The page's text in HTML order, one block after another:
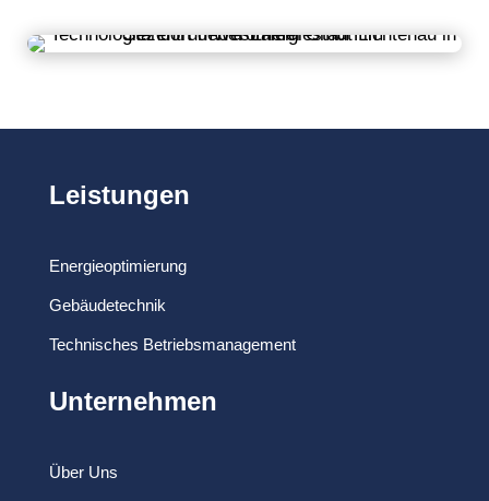
Leistungen
Energieoptimierung
Gebäudetechnik
Technisches Betriebsmanagement
Unternehmen
Über Uns